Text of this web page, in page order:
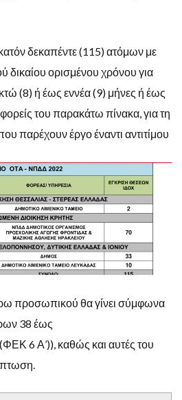
δεκαπέντε (115) ατόμων με
δικαίου ορισμένου χρόνου για
(8) ή έως εννέα (9) μήνες ή έως
του παρακάτω πίνακα, για τη
παρέχουν έργο έναντι αντιτίμου
προσωπικού θα γίνει σύμφωνα
38 έως
6 Α’)), καθώς και αυτές του